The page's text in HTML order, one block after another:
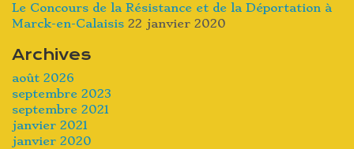
Le Concours de la Résistance et de la Déportation à
Marck-en-Calaisis 22 janvier 2020
Archives
août 2026
septembre 2023
septembre 2021
janvier 2021
janvier 2020